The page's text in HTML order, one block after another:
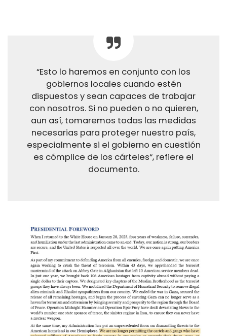
“Esto lo haremos en conjunto con los
gobiernos locales cuando estén
dispuestos y sean capaces de trabajar
con nosotros. Si no pueden o no quieren,
aun así, tomaremos todas las medidas
necesarias para proteger nuestro país,
especialmente si el gobierno en cuestión
es cómplice de los cárteles“, refiere el
documento.